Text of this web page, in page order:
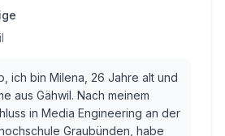
ich bin Milena, 26 Jahre alt und
aus Gähwil. Nach meinem
in Media Engineering an der
Graubünden, habe